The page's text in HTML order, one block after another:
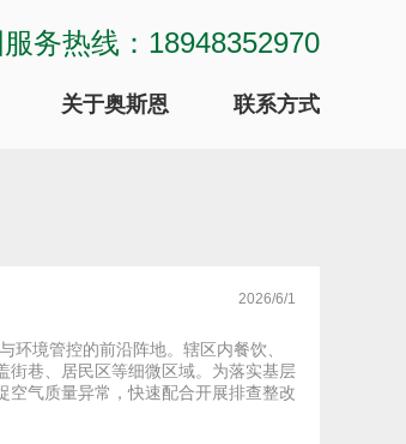
务热线：18948352970
关于奥斯恩 联系方式
2026/6/1
境管控的前沿阵地。辖区内餐饮、
街巷、居民区等细微区域。为落实基层
空气质量异常，快速配合开展排查整改